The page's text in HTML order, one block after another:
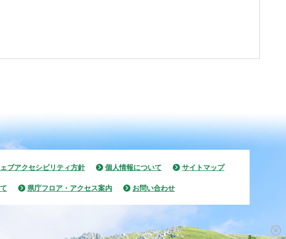
ブアクセシビリティ方針 個人情報について サイトマップ
県庁フロア・アクセス案内 お問い合わせ